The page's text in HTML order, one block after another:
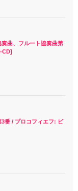
曲、フルート協奏曲第
CD]
番 / プロコフィエフ: ピ